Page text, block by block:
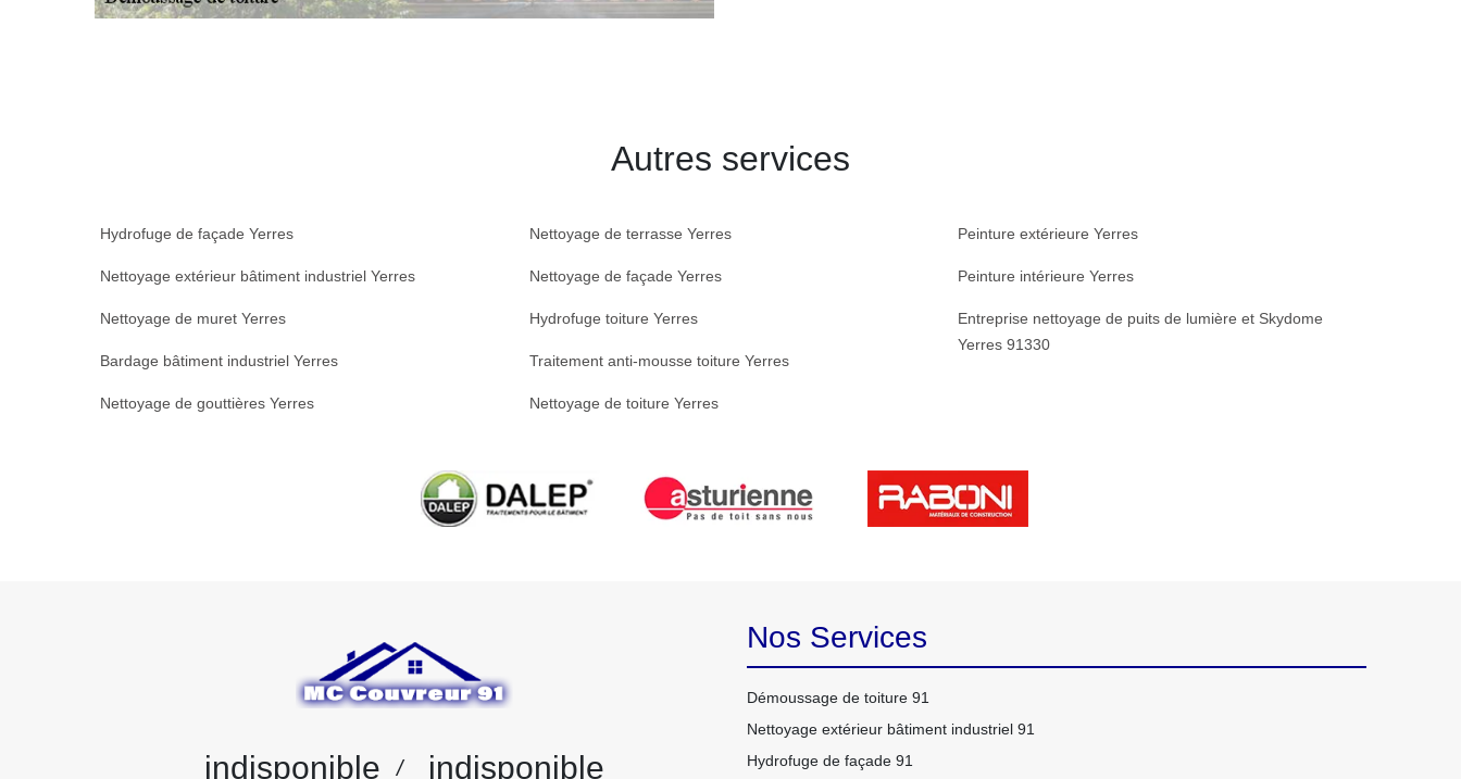
Autres services
Hydrofuge de façade Yerres
Nettoyage extérieur bâtiment industriel Yerres
Nettoyage de muret Yerres
Bardage bâtiment industriel Yerres
Nettoyage de gouttières Yerres
Nettoyage de terrasse Yerres
Nettoyage de façade Yerres
Hydrofuge toiture Yerres
Traitement anti-mousse toiture Yerres
Nettoyage de toiture Yerres
Peinture extérieure Yerres
Peinture intérieure Yerres
Entreprise nettoyage de puits de lumière et Skydome
Yerres 91330
indisponible / indisponible
Nos Services
Démoussage de toiture 91
Nettoyage extérieur bâtiment industriel 91
Hydrofuge de façade 91